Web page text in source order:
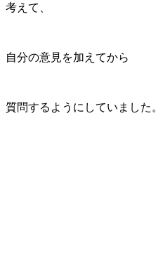
考えて、
自分の意見を加えてから
質問するようにしていました。